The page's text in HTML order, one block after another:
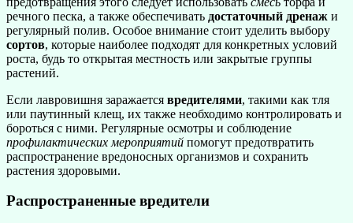
речного песка, а также обеспечивать достаточный дренаж и
регулярный полив. Особое внимание стоит уделить выбору
сортов, которые наиболее подходят для конкретных условий
роста, будь то открытая местность или закрытые группы
растений.
Если лавровишня заражается вредителями, такими как тля
или паутинный клещ, их также необходимо контролировать и
бороться с ними. Регулярные осмотры и соблюдение
профилактических мероприятий помогут предотвратить
распространение вредоносных организмов и сохранить
растения здоровыми.
Распространенные вредители